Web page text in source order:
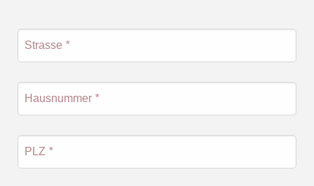
Strasse *
Hausnummer *
PLZ *